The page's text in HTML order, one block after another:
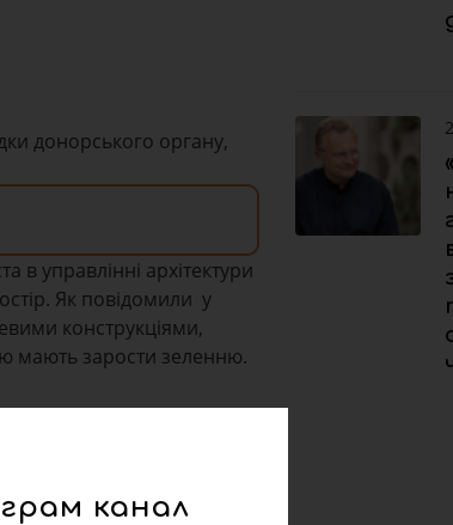
донорського органу,
в управлінні архітектури
Як повідомили у
конструкціями,
мають зарости зеленню.
канал